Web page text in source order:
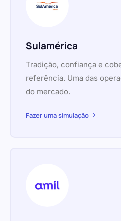
Sulamérica
Tradição, confiança e
referência. Uma das
do mercado.
Fazer uma simulação